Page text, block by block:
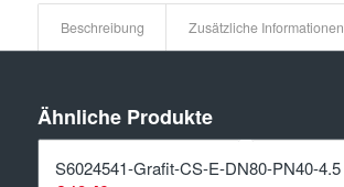
Beschreibung Zusätzliche Informationen
Ähnliche Produkte
S6024541-Grafit-CS-E-DN80-PN40-4.5